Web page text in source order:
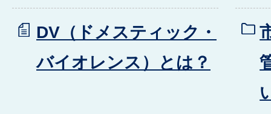
DV（ドメスティック・
バイオレンス）とは？